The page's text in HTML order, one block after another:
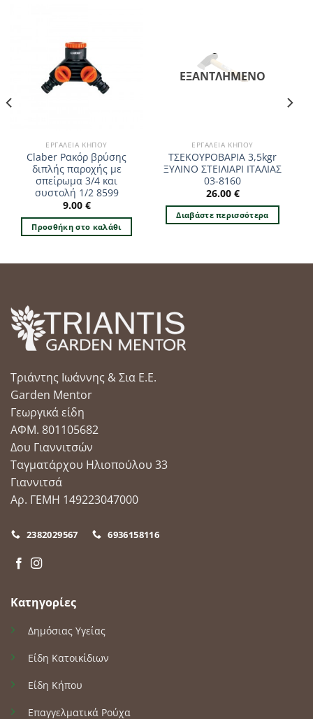
ΕΡΓΑΛΕΊΑ ΚΉΠΟΥ
Claber Ρακόρ βρύσης
διπλής παροχής με
σπείρωμα 3/4 και
συστολή 1/2 8599
9.00 €
Προσθήκη στο καλάθι
ΕΞΑΝΤΛΗΜΈΝΟ
ΕΡΓΑΛΕΊΑ ΚΉΠΟΥ
ΤΣΕΚΟΥΡΟΒΑΡΙΑ 3,5kgr
ΞΥΛΙΝΟ ΣΤΕΙΛΙΑΡΙ ΙΤΑΛΙΑΣ
03-8160
26.00 €
Διαβάστε περισσότερα
Τριάντης Ιωάννης & Σια Ε.Ε.
Garden Mentor
Γεωργικά είδη
ΑΦΜ. 801105682
Δου Γιαννιτσών
Ταγματάρχου Ηλιοπούλου 33
Γιαννιτσά
Αρ. ΓΕΜΗ 149223047000
2382029567 6936158116
Κατηγορίες
Δημόσιας Υγείας
Είδη Κατοικίδιων
Είδη Κήπου
Επαγγελματικά Ρούχα